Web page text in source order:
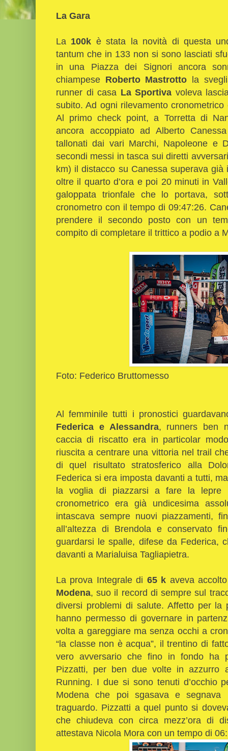
La Gara
La 100k è stata la novità di questa
tantum che in 133 non si sono lasciati
in una Piazza dei Signori ancora
chiampese Roberto Mastrotto la
runner di casa La Sportiva voleva
subito. Ad ogni rilevamento
Al primo check point, a Torretta di
ancora accoppiato ad Alberto
tallonati dai vari Marchi, Napoleone e
secondi messi in tasca sui diretti
km) il distacco su Canessa superava
oltre il quarto d’ora e poi 20 minuti in
galoppata trionfale che lo portava,
cronometro con il tempo di 09:47:26.
prendere il secondo posto con un
compito di completare il trittico a podio a
Foto: Federico Bruttomesso
Al femminile tutti i pronostici
Federica e Alessandra, runners ben
caccia di riscatto era in particolar
riuscita a centrare una vittoria nel trail
di quel risultato stratosferico alla
Federica si era imposta davanti a tutti,
la voglia di piazzarsi a fare la
cronometrico era già undicesima
intascava sempre nuovi piazzamenti,
all’altezza di Brendola e conservato
guardarsi le spalle, difese da Federica,
davanti a Marialuisa Tagliapietra.
La prova Integrale di 65 k aveva
Modena, suo il record di sempre sul
diversi problemi di salute. Affetto per
hanno permesso di governare in
volta a gareggiare ma senza occhi a
“la classe non è acqua”, il trentino di
vero avversario che fino in fondo ha
Pizzatti, per ben due volte in azzurro
Running. I due si sono tenuti d’occhio
Modena che poi sgasava e
traguardo. Pizzatti a quel punto si
che chiudeva con circa mezz’ora di
attestava Nicola Mora con un tempo di